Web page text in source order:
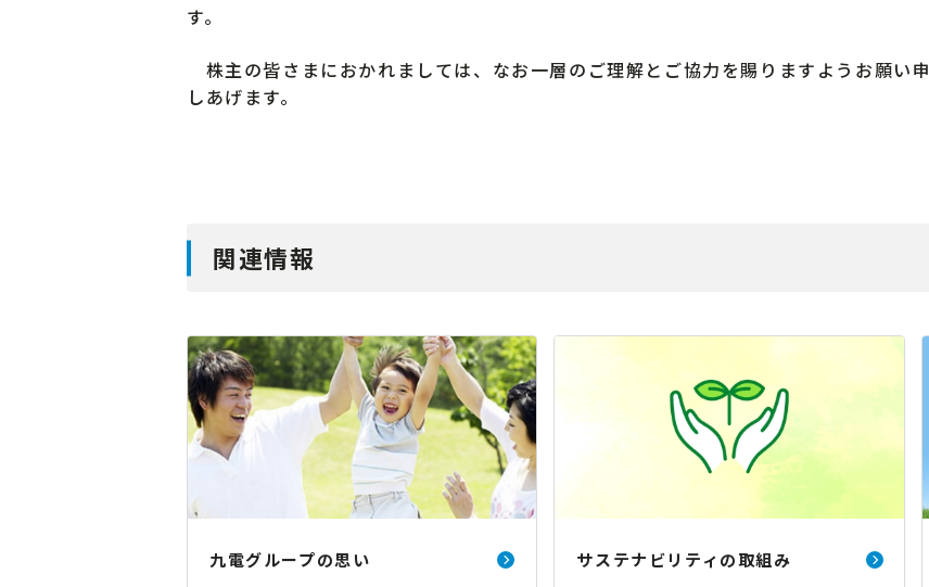
す。
株主の皆さまにおかれましては、なお一層のご理解とご協力を賜りますようお願い申
しあげます。
関連情報
九電グループの思い サステナビリティの取組み